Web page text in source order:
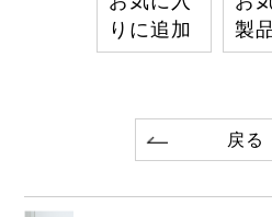
りに追加
製
戻る